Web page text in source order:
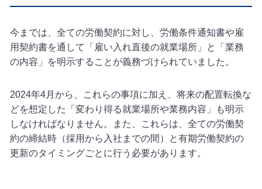
今までは、全ての労働契約に対し、労働条件通知書や雇
用契約書を通して「雇い入れ直後の就業場所」と「業務
の内容」を明示することが義務づけられていました。
2024年4月から、これらの事項に加え、将来の配置転換な
どを想定した「変わり得る就業場所や業務内容」も明示
しなければなりません。また、これらは、全ての労働契
約の締結時（採用から入社までの間）と有期労働契約の
更新のタイミングごとに行う必要があります。